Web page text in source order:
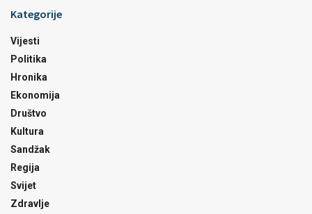
Kategorije
Vijesti
Politika
Hronika
Ekonomija
Društvo
Kultura
Sandžak
Regija
Svijet
Zdravlje